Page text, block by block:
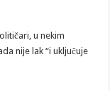
u nekim
nije lak “i uključuje